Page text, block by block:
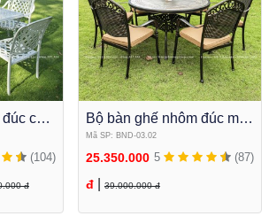
chữ
(104)
đ
Bộ bàn ghế nhôm đúc mặt
đá D120cm BND-03.02
Mã SP: BND-03.02
5 (87)
25.350.000
đ
39.000.000 đ